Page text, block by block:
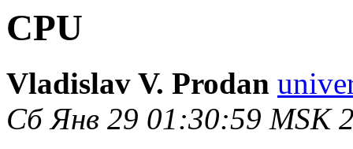
CPU
Vladislav V. Prodan
Сб Янв 29 01:30:59 MSK